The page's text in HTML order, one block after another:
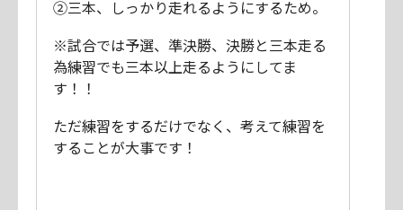
②三本、しっかり走れるようにするため。
※試合では予選、準決勝、決勝と三本走る
為練習でも三本以上走るようにしてま
す！！
ただ練習をするだけでなく、考えて練習を
することが大事です！